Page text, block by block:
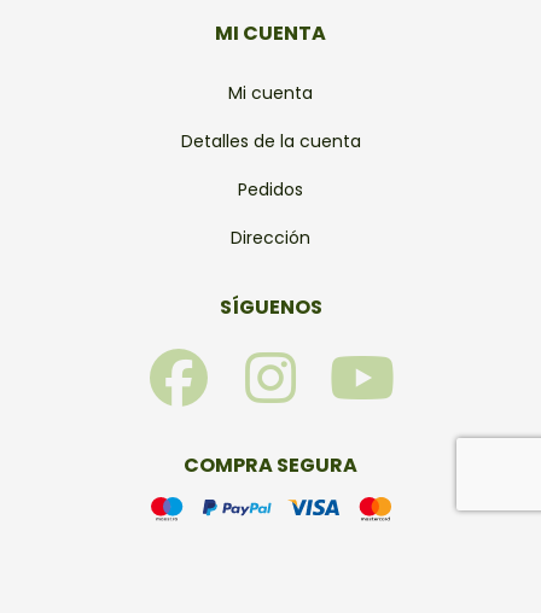
MI CUENTA
Mi cuenta
Detalles de la cuenta
Pedidos
Dirección
SÍGUENOS
F
a
c
e
I
n
s
Y
u
t
COMPRA SEGURA